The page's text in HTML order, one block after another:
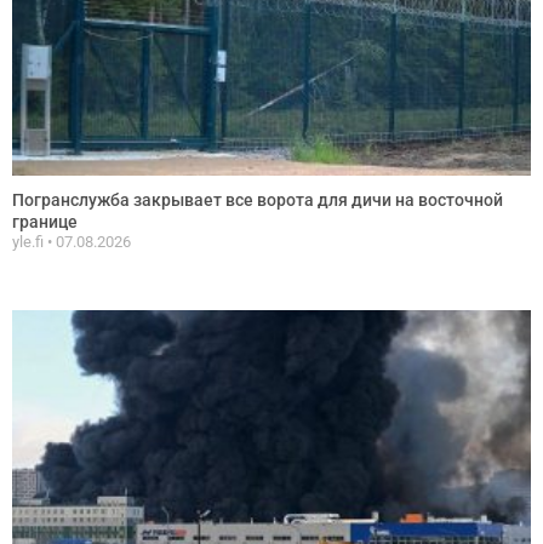
Погранслужба закрывает все ворота для дичи на восточной
границе
yle.fi 07.08.2026